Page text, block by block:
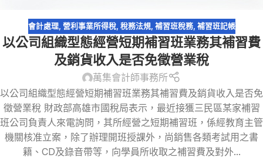
會計處理, 營利事業所得稅, 稅務法規, 補習班稅務, 補習班記帳
以公司組織型態經營短期補習班業務其補習費
及銷貨收入是否免徵營業稅
萬集會計師事務所
以公司組織型態經營短期補習班業務其補習費及銷貨收入是否免
徵營業稅 財政部高雄市國稅局表示，最近接獲三民區某家補習
班公司負責人來電詢問，其所經營之短期補習班，係經教育主管
機關核准立案，除了辦理開班授課外，尚銷售各類考試用之書
籍、CD及錄音帶等，向學員所收取之補習費及對外...